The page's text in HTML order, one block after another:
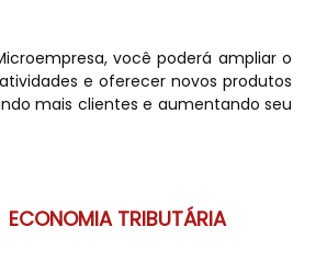
você poderá ampliar o
e oferecer novos produtos
mais clientes e aumentando seu
ECONOMIA TRIBUTÁRIA